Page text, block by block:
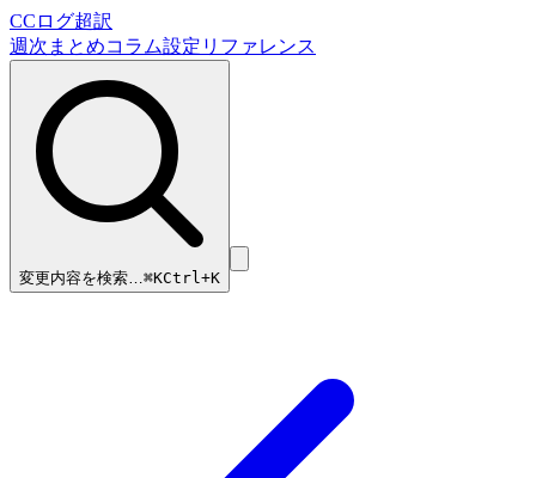
CCログ超訳
週次まとめコラム設定リファレンス
変更内容を検索…⌘KCtrl+K